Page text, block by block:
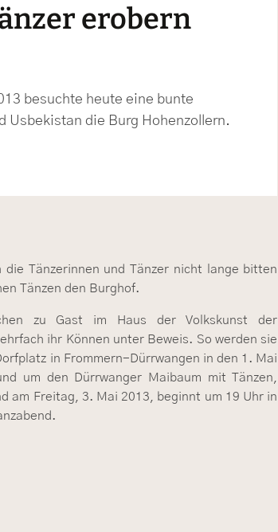
erobern
besuchte heute eine bunte
Usbekistan die Burg Hohenzollern.
Tänzerinnen und Tänzer nicht lange bitten
Tänzen den Burghof.
zu Gast im Haus der Volkskunst der
ihr Können unter Beweis. So werden sie
in Frommern-Dürrwangen in den 1. Mai
um den Dürrwanger Maibaum mit Tänzen,
am Freitag, 3. Mai 2013, beginnt um 19 Uhr in